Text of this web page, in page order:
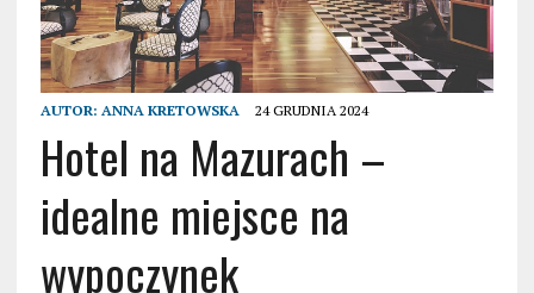
AUTOR: ANNA KRETOWSKA 24 GRUDNIA 2024
Hotel na Mazurach –
idealne miejsce na
wypoczynek